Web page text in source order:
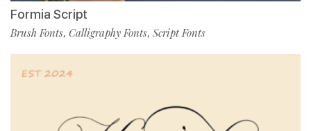
Formia Script
Brush Fonts, Calligraphy Fonts, Script Fonts